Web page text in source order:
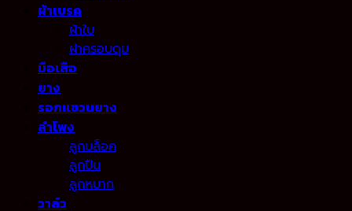
ผ้าเบรค
ผ้าใบ
ฝาครอบดุม
มือเสือ
ยาง
รอกแขวนยาง
ลำโพง
ลูกบล็อค
ลูกปืน
ลูกหมาก
วาล์ว